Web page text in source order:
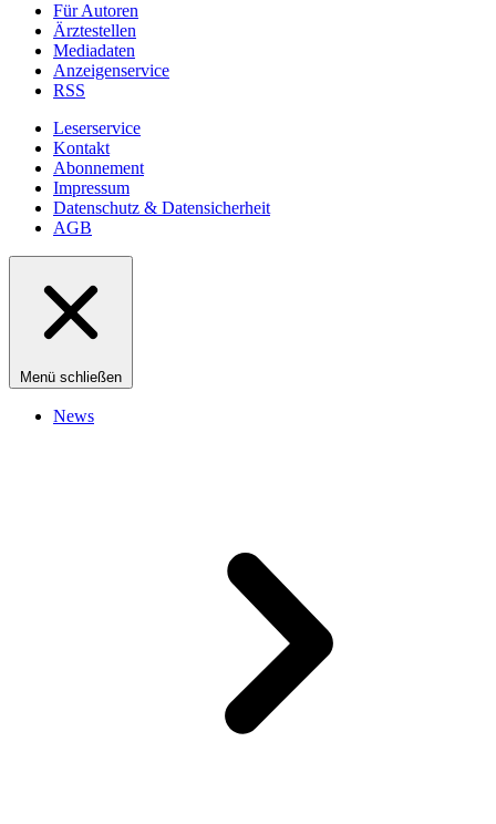
Für Autoren
Ärztestellen
Mediadaten
Anzeigenservice
RSS
Leserservice
Kontakt
Abonnement
Impressum
Datenschutz & Datensicherheit
AGB
Menü schließen
News